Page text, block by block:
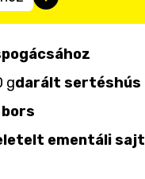
gdarált sertéshús
ementáli sajt